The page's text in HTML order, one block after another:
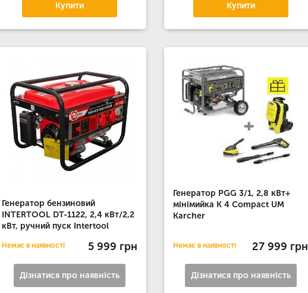
Купити Купити
Генератор бензиновий
INTERTOOL DT-1122, 2,4 кВт/2,2
кВт, ручний пуск Intertool
Немає в наявності 5 999 грн
Дізнатися про наявність
Генератор PGG 3/1, 2,8 кВт+
мінімийка K 4 Compact UM
Karcher
Немає в наявності 27 999 грн
Дізнатися про наявність